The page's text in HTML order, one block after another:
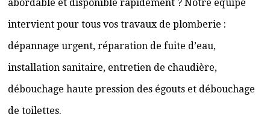
abordable et disponible rapidement ? Notre équipe
intervient pour tous vos travaux de plomberie :
dépannage urgent, réparation de fuite d’eau,
installation sanitaire, entretien de chaudière,
débouchage haute pression des égouts et débouchage
de toilettes.